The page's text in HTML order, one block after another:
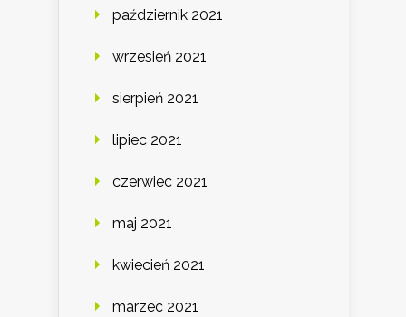
październik 2021
wrzesień 2021
sierpień 2021
lipiec 2021
czerwiec 2021
maj 2021
kwiecień 2021
marzec 2021